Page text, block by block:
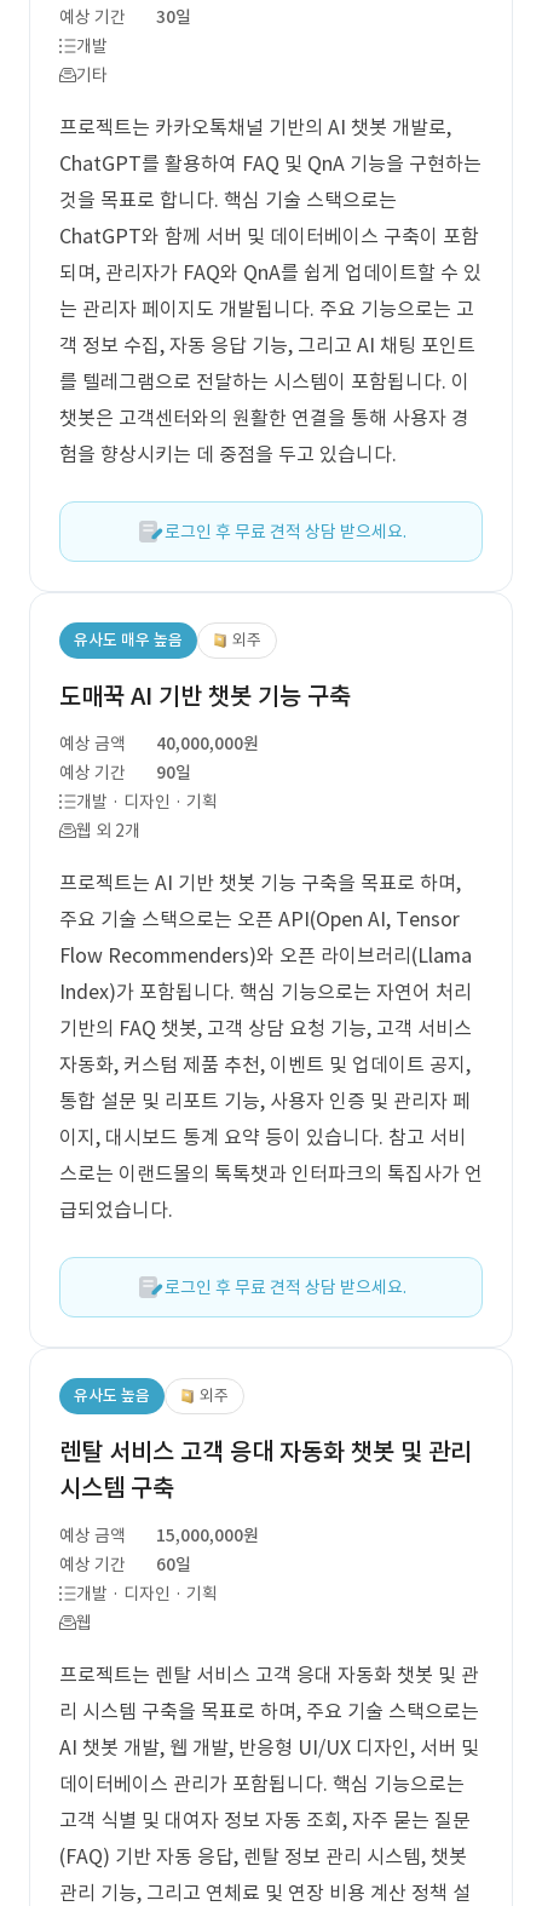
예상 기간
30일
개발
기타
프로젝트는 카카오톡채널 기반의 AI 챗봇 개발로,
ChatGPT를 활용하여 FAQ 및 QnA 기능을 구현하는
것을 목표로 합니다. 핵심 기술 스택으로는
ChatGPT와 함께 서버 및 데이터베이스 구축이 포함
되며, 관리자가 FAQ와 QnA를 쉽게 업데이트할 수 있
는 관리자 페이지도 개발됩니다. 주요 기능으로는 고
객 정보 수집, 자동 응답 기능, 그리고 AI 채팅 포인트
를 텔레그램으로 전달하는 시스템이 포함됩니다. 이
챗봇은 고객센터와의 원활한 연결을 통해 사용자 경
험을 향상시키는 데 중점을 두고 있습니다.
로그인 후 무료 견적 상담 받으세요.
유사도 매우 높음 외주
도매꾹 AI 기반 챗봇 기능 구축
예상 금액
40,000,000원
예상 기간
90일
개발 · 디자인 · 기획
웹 외 2개
프로젝트는 AI 기반 챗봇 기능 구축을 목표로 하며,
주요 기술 스택으로는 오픈 API(Open AI, Tensor
Flow Recommenders)와 오픈 라이브러리(Llama
Index)가 포함됩니다. 핵심 기능으로는 자연어 처리
기반의 FAQ 챗봇, 고객 상담 요청 기능, 고객 서비스
자동화, 커스텀 제품 추천, 이벤트 및 업데이트 공지,
통합 설문 및 리포트 기능, 사용자 인증 및 관리자 페
이지, 대시보드 통계 요약 등이 있습니다. 참고 서비
스로는 이랜드몰의 톡톡챗과 인터파크의 톡집사가 언
급되었습니다.
로그인 후 무료 견적 상담 받으세요.
유사도 높음 외주
렌탈 서비스 고객 응대 자동화 챗봇 및 관리
시스템 구축
예상 금액
15,000,000원
예상 기간
60일
개발 · 디자인 · 기획
웹
프로젝트는 렌탈 서비스 고객 응대 자동화 챗봇 및 관
리 시스템 구축을 목표로 하며, 주요 기술 스택으로는
AI 챗봇 개발, 웹 개발, 반응형 UI/UX 디자인, 서버 및
데이터베이스 관리가 포함됩니다. 핵심 기능으로는
고객 식별 및 대여자 정보 자동 조회, 자주 묻는 질문
(FAQ) 기반 자동 응답, 렌탈 정보 관리 시스템, 챗봇
관리 기능, 그리고 연체료 및 연장 비용 계산 정책 설